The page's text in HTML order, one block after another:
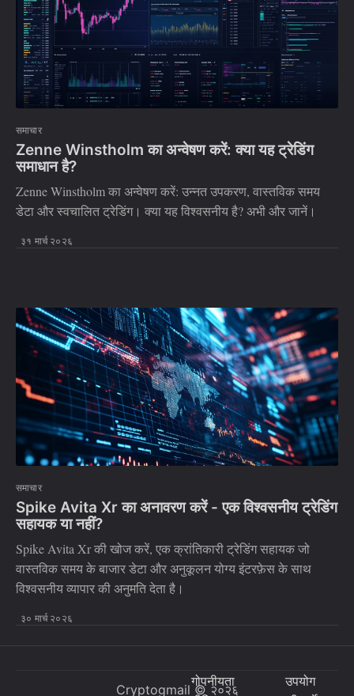
समाचार
Zenne Winstholm का अन्वेषण करें: क्या यह ट्रे‍डिंग
समाधान है?
Zenne Winstholm का अन्वेषण करें: उन्नत उपकरण, वास्तविक समय
डेटा और स्वचालित ट्रेडिंग। क्या यह विश्वसनीय है? अभी और जानें।
३१ मार्च २०२६
समाचार
Spike Avita Xr का अनावरण करें - एक विश्वसनीय ट्रेडिंग
सहायक या नहीं?
Spike Avita Xr की खोज करें, एक क्रांतिकारी ट्रेडिंग सहायक जो
वास्तविक समय के बाजार डेटा और अनुकूलन योग्य इंटरफ़ेस के साथ
विश्वसनीय व्यापार की अनुमति देता है।
३० मार्च २०२६
गोपनीयता
उपयोग
Cryptogmail © २०२६